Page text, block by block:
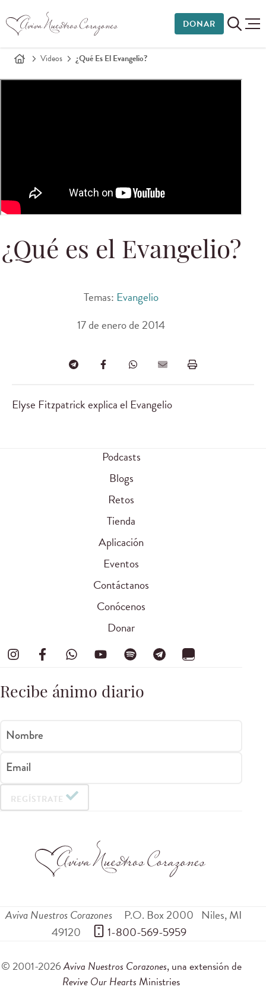
DONAR
Videos ¿Qué Es El Evangelio?
¿Qué es el Evangelio?
Temas: Evangelio
17 de enero de 2014
Elyse Fitzpatrick explica el Evangelio
Podcasts
Blogs
Retos
Tienda
Aplicación
Eventos
Contáctanos
Conócenos
Donar
Recibe ánimo diario
Nombre
Email
REGÍSTRATE
Aviva Nuestros Corazones P.O. Box 2000 Niles,MI
49120
1-800-569-5959
© 2001-2026Aviva Nuestros Corazones, una extensión de
Revive Our Hearts Ministries